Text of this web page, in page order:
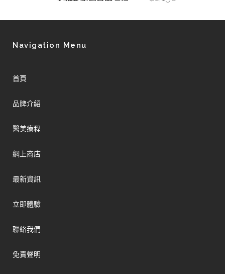
Navigation Menu
首頁
品牌介紹
醫美療程
網上商店
最新資訊
立即體驗
聯絡我們
免責聲明